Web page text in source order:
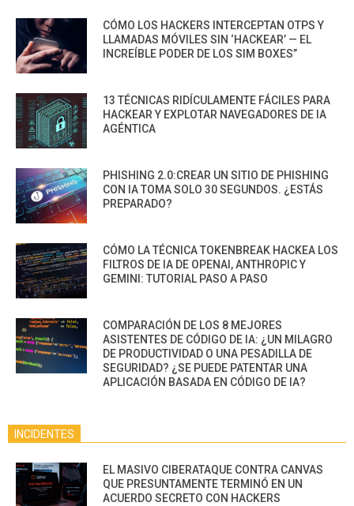
CÓMO LOS HACKERS INTERCEPTAN OTPS Y
LLAMADAS MÓVILES SIN ‘HACKEAR’ — EL
INCREÍBLE PODER DE LOS SIM BOXES”
13 TÉCNICAS RIDÍCULAMENTE FÁCILES PARA
HACKEAR Y EXPLOTAR NAVEGADORES DE IA
AGÉNTICA
PHISHING 2.0:CREAR UN SITIO DE PHISHING
CON IA TOMA SOLO 30 SEGUNDOS. ¿ESTÁS
PREPARADO?
CÓMO LA TÉCNICA TOKENBREAK HACKEA LOS
FILTROS DE IA DE OPENAI, ANTHROPIC Y
GEMINI: TUTORIAL PASO A PASO
COMPARACIÓN DE LOS 8 MEJORES
ASISTENTES DE CÓDIGO DE IA: ¿UN MILAGRO
DE PRODUCTIVIDAD O UNA PESADILLA DE
SEGURIDAD? ¿SE PUEDE PATENTAR UNA
APLICACIÓN BASADA EN CÓDIGO DE IA?
INCIDENTES
EL MASIVO CIBERATAQUE CONTRA CANVAS
QUE PRESUNTAMENTE TERMINÓ EN UN
ACUERDO SECRETO CON HACKERS